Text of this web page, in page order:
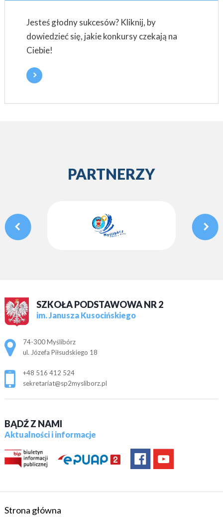
Jesteś głodny sukcesów? Kliknij, by
dowiedzieć się, jakie konkursy czekają na
Ciebie!
PARTNERZY
SZKOŁA PODSTAWOWA NR 2
im. Janusza Kusocińskiego
Adres pocztowy:
74-300 Myślibórz
ul. Józefa Piłsudskiego 18
+48 516 412 524
sekretariat@sp2mysliborz.pl
BĄDŹ Z NAMI
Aktualności i informacje
Strona główna